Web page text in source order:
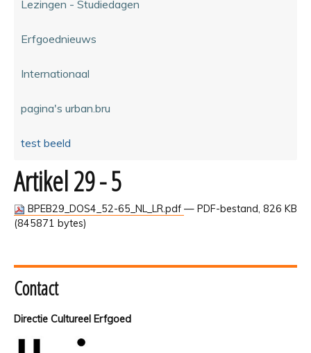
Lezingen - Studiedagen
Erfgoednieuws
Internationaal
pagina's urban.bru
test beeld
Artikel 29 - 5
BPEB29_DOS4_52-65_NL_LR.pdf — PDF-bestand, 826 KB
(845871 bytes)
Contact
Directie Cultureel Erfgoed